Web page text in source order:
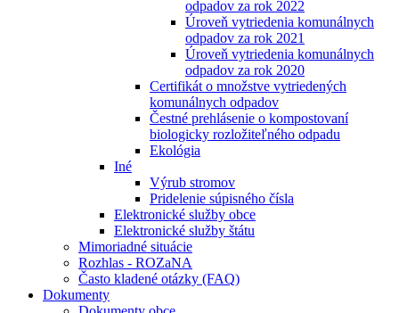
odpadov za rok 2022
Úroveň vytriedenia komunálnych
odpadov za rok 2021
Úroveň vytriedenia komunálnych
odpadov za rok 2020
Certifikát o množstve vytriedených
komunálnych odpadov
Čestné prehlásenie o kompostovaní
biologicky rozložiteľného odpadu
Ekológia
Iné
Výrub stromov
Pridelenie súpisného čísla
Elektronické služby obce
Elektronické služby štátu
Mimoriadné situácie
Rozhlas - ROZaNA
Často kladené otázky (FAQ)
Dokumenty